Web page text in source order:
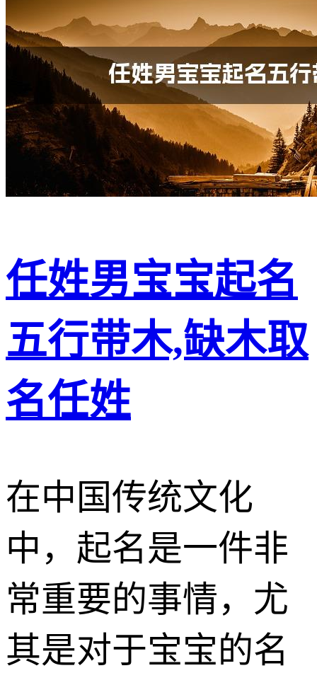
任姓男宝宝起名
五行带木,缺木取
名任姓
在中国传统文化
中，起名是一件非
常重要的事情，尤
其是对于宝宝的名